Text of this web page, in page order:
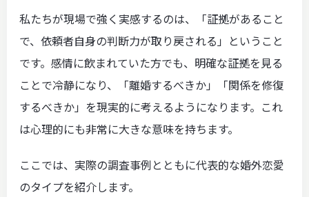
私たちが現場で強く実感するのは、「証拠があること
で、依頼者自身の判断力が取り戻される」ということ
です。感情に飲まれていた方でも、明確な証拠を見る
ことで冷静になり、「離婚するべきか」「関係を修復
するべきか」を現実的に考えるようになります。これ
は心理的にも非常に大きな意味を持ちます。
ここでは、実際の調査事例とともに代表的な婚外恋愛
のタイプを紹介します。